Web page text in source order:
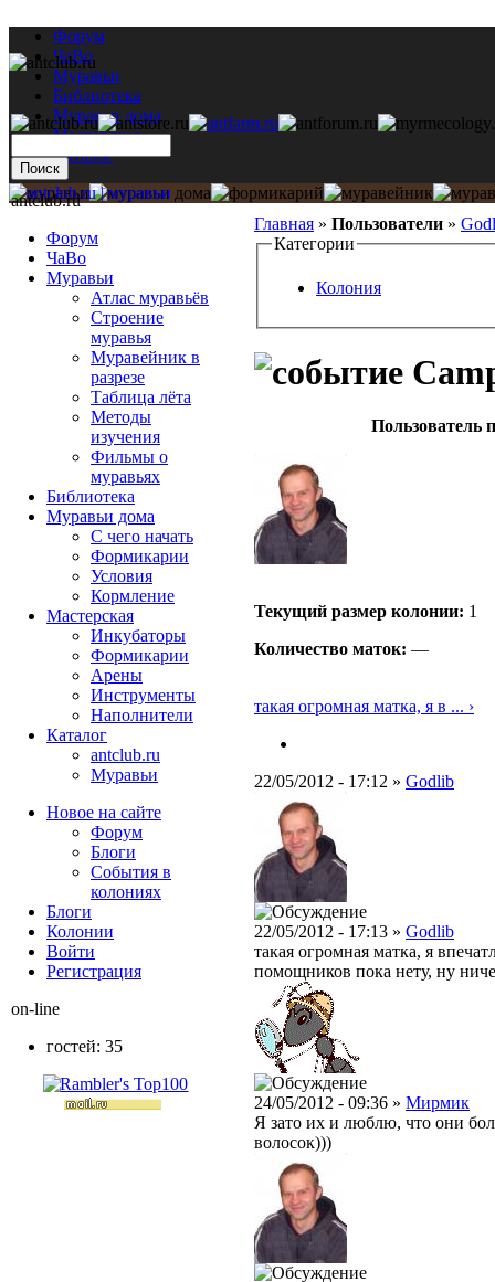
Форум
ЧаВо
Муравьи
Библиотека
Муравьи дома
Мастерская
Каталог
Главная » Пользователи »
Категории
Колония
Пользователь
Текущий размер кoлонии: 1
Количество маток: —
такая огромная матка, я в ... ›
22/05/2012 - 17:12 » Godlib
22/05/2012 - 17:13 » Godlib
такая огромная матка, я
помощников пока нету, ну
24/05/2012 - 09:36 » Мирмик
Я зато их и люблю, что они
волосок)))
antclub.ru
Форум
ЧаВо
Муравьи
Атлас муравьёв
Строение
муравья
Муравейник в
разрезе
Таблица лёта
Методы
изучения
Фильмы о
муравьях
Библиотека
Муравьи дома
С чего начать
Формикарии
Условия
Кормление
Мастерская
Инкубаторы
Формикарии
Арены
Инструменты
Наполнители
Каталог
antclub.ru
Муравьи
Новое на сайте
Форум
Блоги
События в
колониях
Блоги
Колонии
Войти
Peгиcтpaция
on-line
гостей: 35